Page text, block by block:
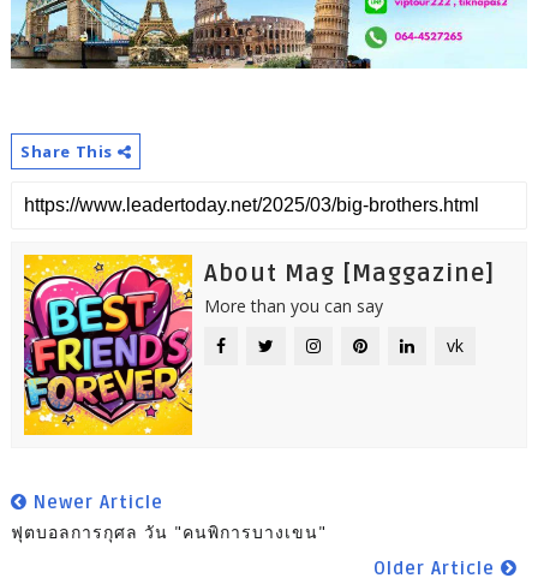
Share This
About Mag [Maggazine]
More than you can say
vk
Newer Article
ฟุตบอลการกุศล วัน "คนพิการบางเขน"
Older Article